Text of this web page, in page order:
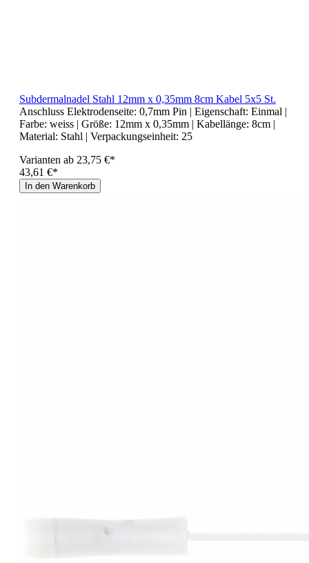
Subdermalnadel Stahl 12mm x 0,35mm 8cm Kabel 5x5 St.
Anschluss Elektrodenseite: 0,7mm Pin | Eigenschaft: Einmal |
Farbe: weiss | Größe: 12mm x 0,35mm | Kabellänge: 8cm |
Material: Stahl | Verpackungseinheit: 25
Varianten ab 23,75 €*
43,61 €*
In den Warenkorb